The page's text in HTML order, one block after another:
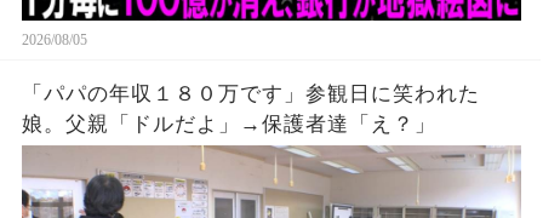
2026/08/05
「パパの年収１８０万です」参観日に笑われた
娘。父親「ドルだよ」→保護者達「え？」